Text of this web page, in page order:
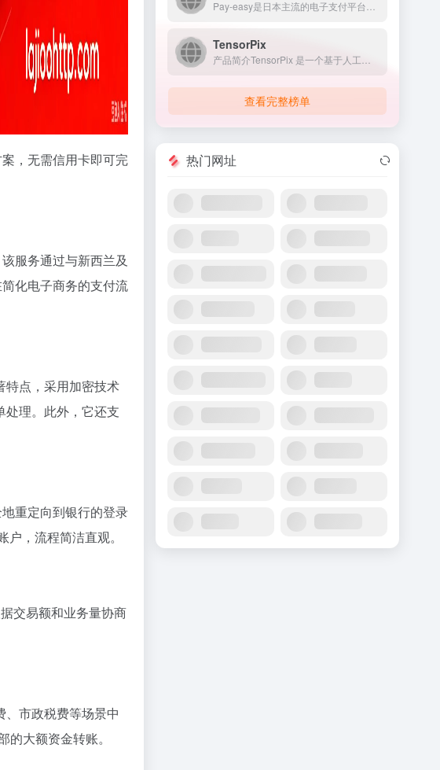
，无需信用卡即可完
服务通过与新西兰及
化电子商务的支付流
特点，采用加密技术
处理。此外，它还支
重定向到银行的登录
，流程简洁直观。
交易额和业务量协商
、市政税费等场景中
的大额资金转账。
TensorPix
查看完整榜单
热门网址